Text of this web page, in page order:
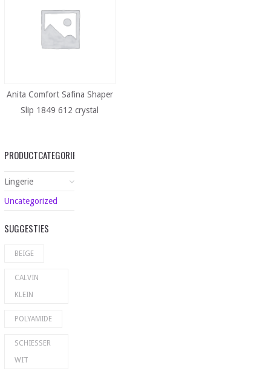
Anita Comfort Safina Shaper
Slip 1849 612 crystal
PRODUCTCATEGORIEËN
Lingerie
Uncategorized
SUGGESTIES
BEIGE
CALVIN
KLEIN
POLYAMIDE
SCHIESSER
WIT